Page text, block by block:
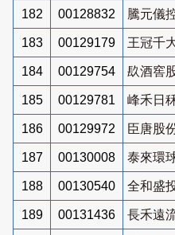
182 00128832 騰元儀
183 00129179 王冠千
184 00129754 镹酒窖
185 00129781 峰禾日
186 00129972 臣唐股
187 00130008 泰來環
188 00130540 全和盛
189 00131436 長禾遠